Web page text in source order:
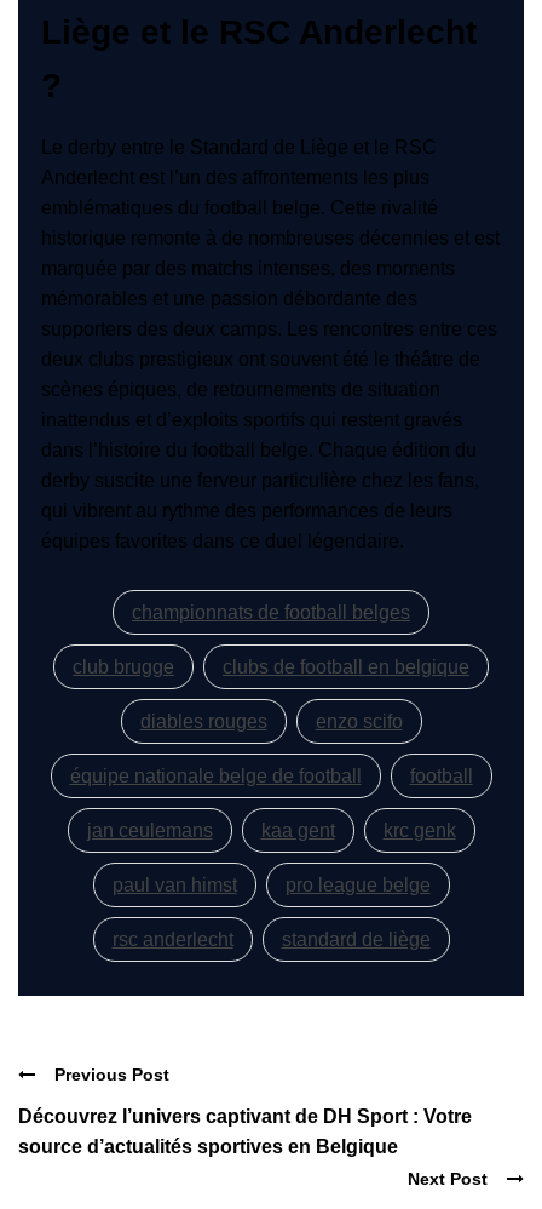
Liège et le RSC Anderlecht
?
Le derby entre le Standard de Liège et le RSC
Anderlecht est l’un des affrontements les plus
emblématiques du football belge. Cette rivalité
historique remonte à de nombreuses décennies et est
marquée par des matchs intenses, des moments
mémorables et une passion débordante des
supporters des deux camps. Les rencontres entre ces
deux clubs prestigieux ont souvent été le théâtre de
scènes épiques, de retournements de situation
inattendus et d’exploits sportifs qui restent gravés
dans l’histoire du football belge. Chaque édition du
derby suscite une ferveur particulière chez les fans,
qui vibrent au rythme des performances de leurs
équipes favorites dans ce duel légendaire.
championnats de football belges
club brugge clubs de football en belgique
diables rouges enzo scifo
équipe nationale belge de football football
jan ceulemans kaa gent krc genk
paul van himst pro league belge
rsc anderlecht standard de liège
Previous Post
Découvrez l’univers captivant de DH Sport : Votre
source d’actualités sportives en Belgique
Next Post